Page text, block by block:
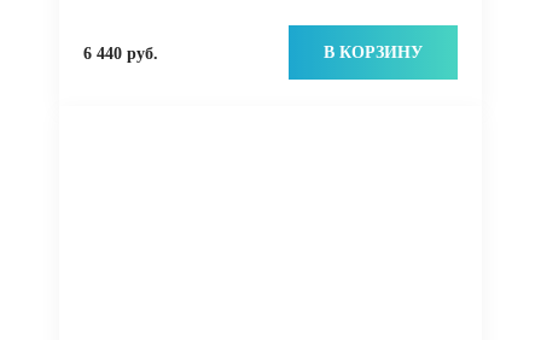
6 440 руб. В КОРЗИНУ